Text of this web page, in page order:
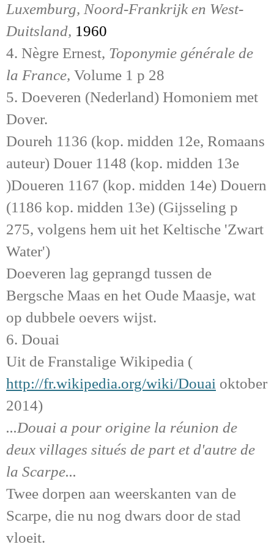
Luxemburg, Noord-Frankrijk en West-
Duitsland, 1960
4. Nègre Ernest, Toponymie générale de
la France, Volume 1 p 28
5. Doeveren (Nederland) Homoniem met
Dover.
Doureh 1136 (kop. midden 12e, Romaans
auteur) Douer 1148 (kop. midden 13e
)Doueren 1167 (kop. midden 14e) Douern
(1186 kop. midden 13e) (Gijsseling p
275, volgens hem uit het Keltische 'Zwart
Water')
Doeveren lag geprangd tussen de
Bergsche Maas en het Oude Maasje, wat
op dubbele oevers wijst.
6. Douai
Uit de Franstalige Wikipedia (
http://fr.wikipedia.org/wiki/Douai oktober
2014)
...Douai a pour origine la réunion de
deux villages situés de part et d'autre de
la Scarpe...
Twee dorpen aan weerskanten van de
Scarpe, die nu nog dwars door de stad
vloeit.